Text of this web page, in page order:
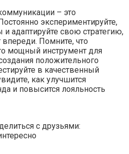
– это
экспериментируйте,
и адаптируйте свою стратегию,
впереди. Помните, что
мощный инструмент для
положительного
в качественный
как улучшится
и повысится лояльность
с друзьями: